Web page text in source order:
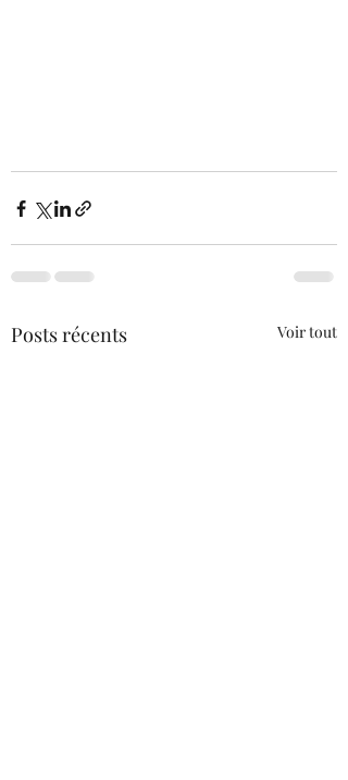
Posts récents Voir tout